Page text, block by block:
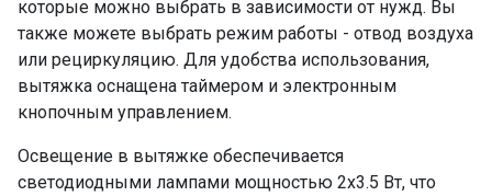
которые можно выбрать в зависимости от нужд. Вы
также можете выбрать режим работы - отвод воздуха
или рециркуляцию. Для удобства использования,
вытяжка оснащена таймером и электронным
кнопочным управлением.
Освещение в вытяжке обеспечивается
светодиодными лампами мощностью 2х3.5 Вт, что